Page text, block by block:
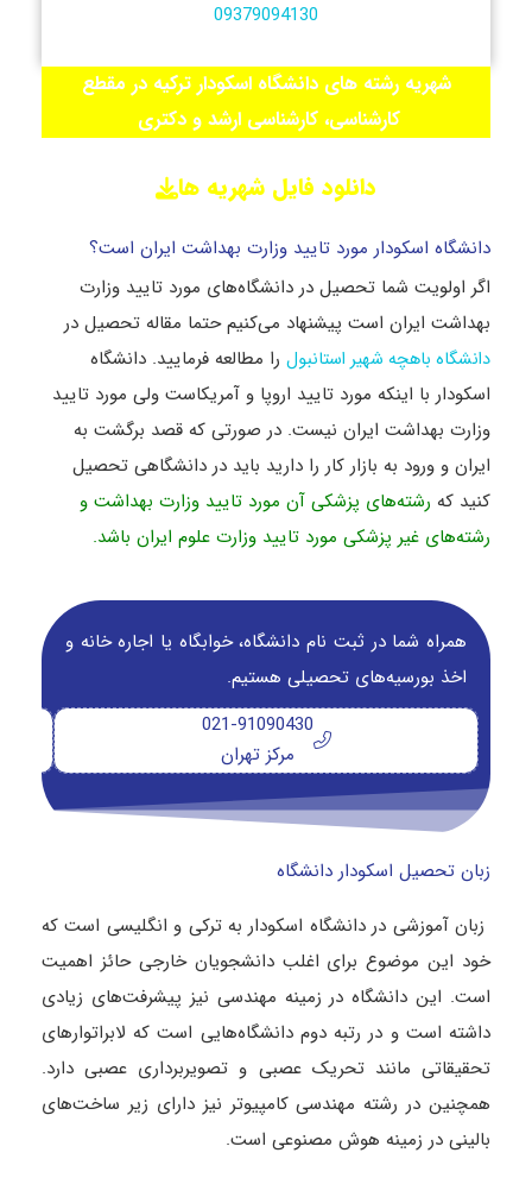
09379094130
شهریه رشته های دانشگاه اسکودار ترکیه در مقطع
کارشناسی، کارشناسی ارشد و دکتری
دانلود فایل شهریه ها
دانشگاه اسکودار مورد تایید وزارت بهداشت ایران است؟
اگر اولویت شما تحصیل در دانشگاه‌های مورد تایید وزارت
بهداشت ایران است پیشنهاد می‌کنیم حتما مقاله تحصیل در
دانشگاه باهچه شهیر استانبول را مطالعه فرمایید. دانشگاه
اسکودار با اینکه مورد تایید اروپا و آمریکاست ولی مورد تایید
وزارت بهداشت ایران نیست. در صورتی که قصد برگشت به
ایران و ورود به بازار کار را دارید باید در دانشگاهی تحصیل
کنید که رشته‌های پزشکی آن مورد تایید وزارت بهداشت و
رشته‌های غیر پزشکی مورد تایید وزارت علوم ایران باشد.
همراه شما در ثبت نام دانشگاه‌، خوابگاه یا اجاره خانه و
اخذ بورسیه‌های تحصیلی هستیم.
021-91090430
مرکز تهران
زبان تحصیل اسکودار دانشگاه
زبان آموزشی در دانشگاه اسکودار به ترکی و انگلیسی است که
خود این موضوع برای اغلب دانشجویان خارجی حائز اهمیت
است. این دانشگاه در زمینه مهندسی نیز پیشرفت‌های زیادی
داشته است و در رتبه دوم دانشگاه‌هایی است که لابراتوارهای
تحقیقاتی مانند تحریک عصبی و تصویربرداری عصبی دارد.
همچنین در رشته مهندسی کامپیوتر نیز دارای زیر ساخت‌های
بالینی در زمینه هوش مصنوعی است.